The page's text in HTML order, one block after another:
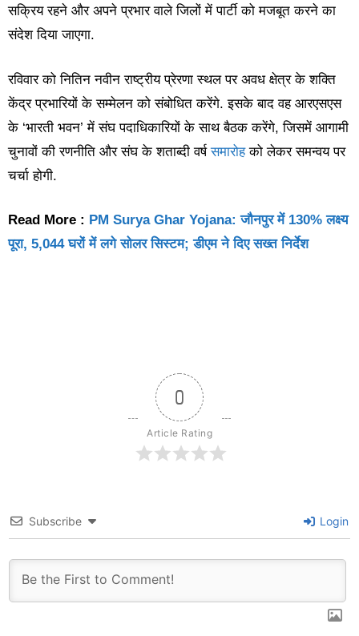
सक्रिय रहने और अपने प्रभार वाले जिलों में पार्टी को मजबूत करने का
संदेश दिया जाएगा.
रविवार को नितिन नवीन राष्ट्रीय प्रेरणा स्थल पर अवध क्षेत्र के शक्ति
केंद्र प्रभारियों के सम्मेलन को संबोधित करेंगे. इसके बाद वह आरएसएस
के ‘भारती भवन’ में संघ पदाधिकारियों के साथ बैठक करेंगे, जिसमें आगामी
चुनावों की रणनीति और संघ के शताब्दी वर्षसमारोहको लेकर समन्वय पर
चर्चा होगी.
Read More : PM Surya Ghar Yojana: जौनपुर में 130% लक्ष्य
पूरा, 5,044 घरों में लगे सोलर सिस्टम; डीएम ने दिए सख्त निर्देश
0
Article Rating
Subscribe Login